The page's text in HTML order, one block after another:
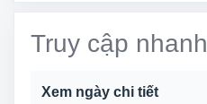
Truy cập nhanh
Xem ngày chi tiết